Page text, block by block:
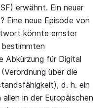
erwähnt. Ein neuer
Eine neue Episode von
könnte ernster
Abkürzung für Digital
über die
d. h. ein
in der Europäischen